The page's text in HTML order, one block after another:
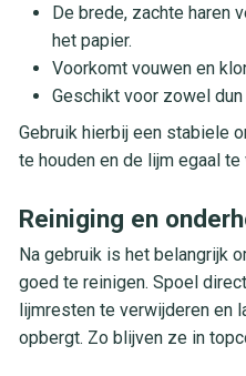
De brede, zachte haren
het papier.
Voorkomt vouwen en
Geschikt voor zowel
Gebruik hierbij een stabiele
te houden en de lijm egaal te
Reiniging en
Na gebruik is het belangrijk
goed te reinigen. Spoel
lijmresten te verwijderen en
opbergt. Zo blijven ze in